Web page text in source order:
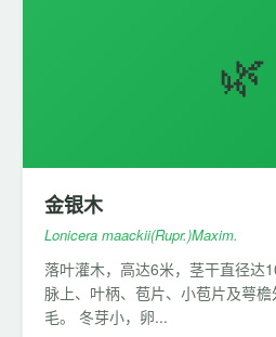
🌿
金银木
Lonicera maackii(Rupr.)Maxim.
落叶灌木，高达6米，茎干直径达
脉上、叶柄、苞片、小苞片及萼
毛。 冬芽小，卵...